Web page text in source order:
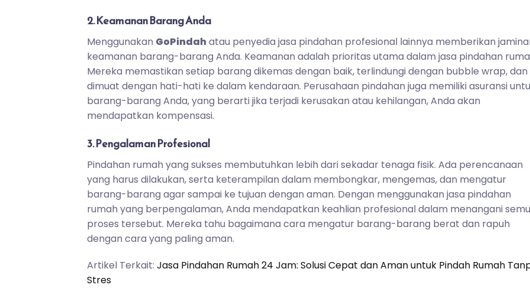
2. Keamanan Barang Anda
Menggunakan GoPindahatau penyedia jasa pindahan profesional lainnya memberikan
keamanan barang-barang Anda. Keamanan adalah prioritas utama dalam jasa pindahan
Mereka memastikan setiap barang dikemas dengan baik, terlindungi dengan bubble wrap, dan
dimuat dengan hati-hati ke dalam kendaraan. Perusahaan pindahan juga memiliki asuransi
barang-barang Anda, yang berarti jika terjadi kerusakan atau kehilangan, Anda akan
mendapatkan kompensasi.
3. Pengalaman Profesional
Pindahan rumah yang sukses membutuhkan lebih dari sekadar tenaga fisik. Ada perencanaan
yang harus dilakukan, serta keterampilan dalam membongkar, mengemas, dan mengatur
barang-barang agar sampai ke tujuan dengan aman. Dengan menggunakan jasa pindahan
rumah yang berpengalaman, Anda mendapatkan keahlian profesional dalam menangani
proses tersebut. Mereka tahu bagaimana cara mengatur barang-barang berat dan rapuh
dengan cara yang paling aman.
Artikel Terkait: Jasa Pindahan Rumah 24 Jam: Solusi Cepat dan Aman untuk Pindah Rumah
Stres